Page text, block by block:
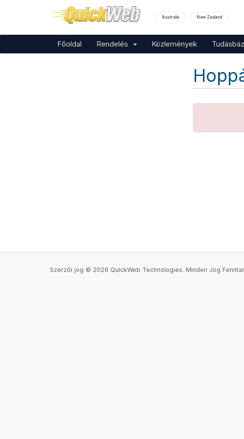
Australia New Zealand
Főoldal Rendelés Közlemények
Szerzői jog © 2026 QuickWeb Technologies. Minden Jog